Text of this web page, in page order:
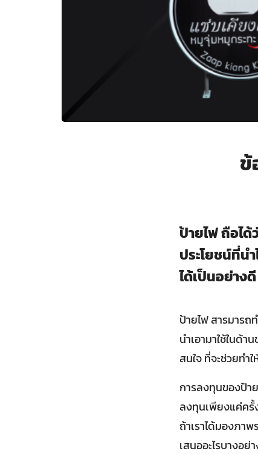
ข้
ป้ายไฟถือไ
ประโยชน์ที่น
ได้เป็นอย่างดี
ป้ายไฟ สารมาร
นำเอามาใช้ในด้
สนใจ ที่จะช่วยทำ
การลงทุนของป้า
ลงทุนเพียงแค่ครั้
ถ้าเราได้มองภา
เสนออะไรบางอย่